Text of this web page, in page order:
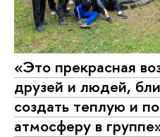
«Это прекрасная
друзей и людей,
создать теплую и
атмосферу в